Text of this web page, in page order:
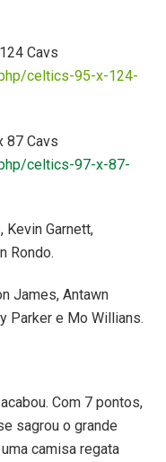
Cavs
celtics-95-x-124-
87 Cavs
celtics-97-x-87-
Kevin Garnett,
Rondo.
James, Antawn
Parker e Mo Willians.
Com 7 pontos,
sagrou o grande
camisa regata